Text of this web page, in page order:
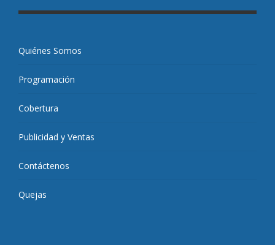
Quiénes Somos
Programación
Cobertura
Publicidad y Ventas
Contáctenos
Quejas